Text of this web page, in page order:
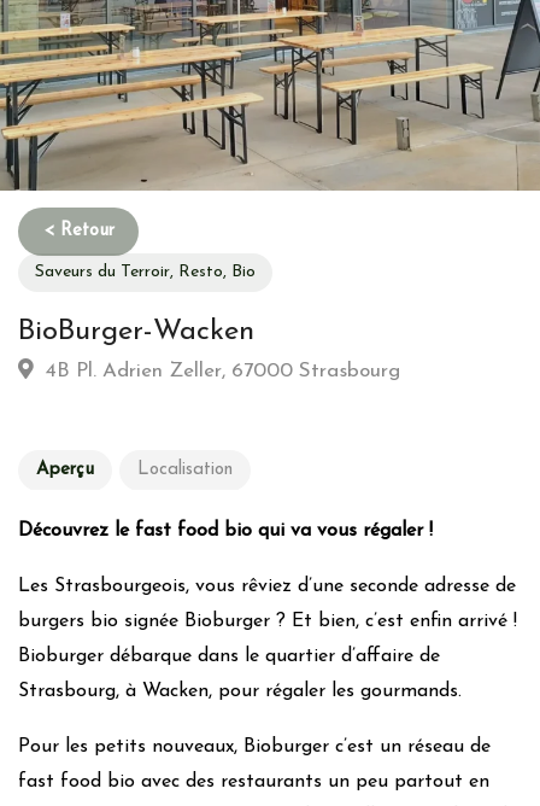
Saveurs du Terroir, Resto, Bio
BioBurger-Wacken
4B Pl. Adrien Zeller, 67000 Strasbourg
Aperçu Localisation
Découvrez le fast food bio qui va vous régaler !
Les Strasbourgeois, vous rêviez d’une seconde adresse de
burgers bio signée Bioburger ? Et bien, c’est enfin arrivé !
Bioburger débarque dans le quartier d’affaire de
Strasbourg, à Wacken, pour régaler les gourmands.
Pour les petits nouveaux, Bioburger c’est un réseau de
fast food bio avec des restaurants un peu partout en